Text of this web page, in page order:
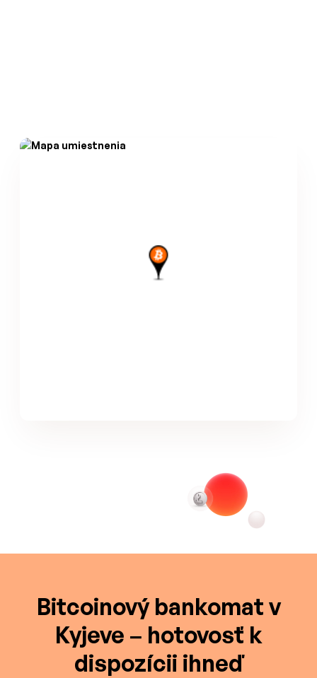
Bitcoinový bankomat v
Kyjeve – hotovosť k
dispozícii ihneď